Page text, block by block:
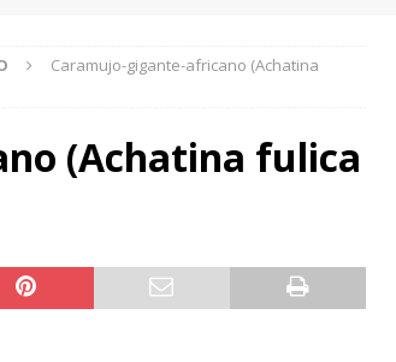
Caramujo-gigante-africano (Achatina
(Achatina fulica